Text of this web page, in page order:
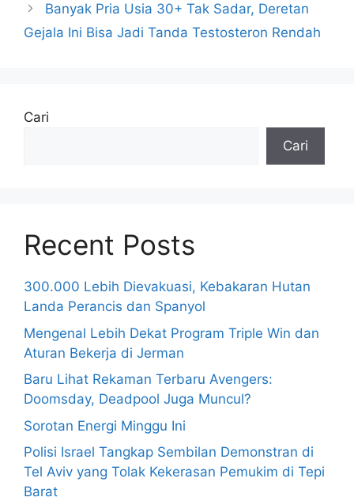
Banyak Pria Usia 30+ Tak Sadar, Deretan
Gejala Ini Bisa Jadi Tanda Testosteron Rendah
Cari
Cari
Recent Posts
300.000 Lebih Dievakuasi, Kebakaran Hutan
Landa Perancis dan Spanyol
Mengenal Lebih Dekat Program Triple Win dan
Aturan Bekerja di Jerman
Baru Lihat Rekaman Terbaru Avengers:
Doomsday, Deadpool Juga Muncul?
Sorotan Energi Minggu Ini
Polisi Israel Tangkap Sembilan Demonstran di
Tel Aviv yang Tolak Kekerasan Pemukim di Tepi
Barat